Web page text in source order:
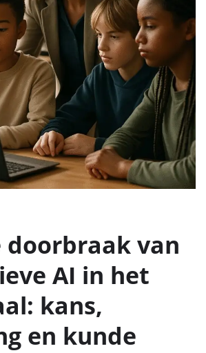
doorbraak van
AI in het
kans,
en kunde